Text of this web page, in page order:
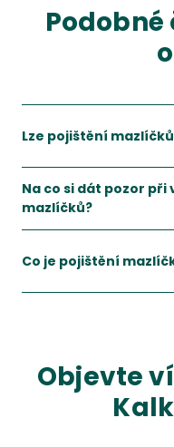
Lze pojištění
Ano, pojištění mazlíčků
Zobrazit více
Na co si dát pozor
mazlíčků?
Hlavně na výluky,
Co je pojištění
Jde o pojištění určené
Objevte